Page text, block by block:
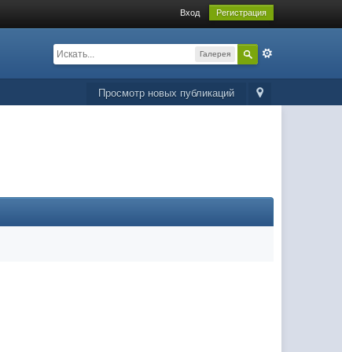
Вход Регистрация
Галерея
Просмотр новых публикаций